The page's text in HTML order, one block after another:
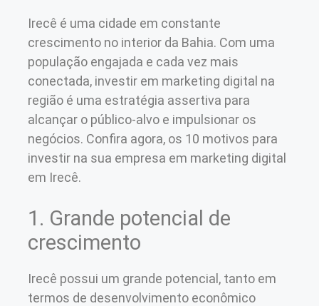
Irecê é uma cidade em constante
crescimento no interior da Bahia. Com uma
população engajada e cada vez mais
conectada, investir em marketing digital na
região é uma estratégia assertiva para
alcançar o público-alvo e impulsionar os
negócios. Confira agora, os 10 motivos para
investir na sua empresa em marketing digital
em Irecê.
1. Grande potencial de
crescimento
Irecê possui um grande potencial, tanto em
termos de desenvolvimento econômico